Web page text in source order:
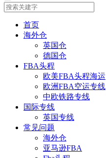
首页
海外仓
英国仓
德国仓
FBA头程
欧美FBA头程海运
欧洲FBA空运专线
中欧铁路专线
国际专线
英国专线
常见问题
海外仓
亚马逊FBA